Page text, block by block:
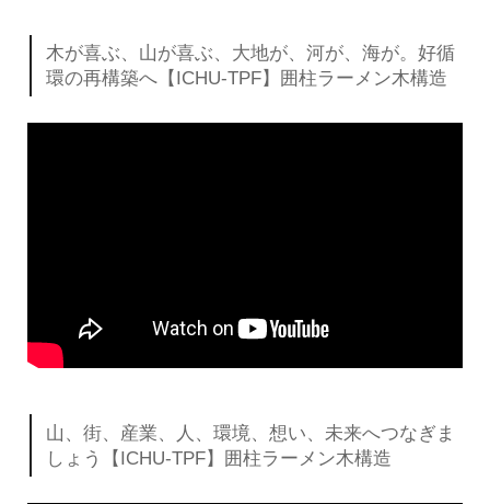
木が喜ぶ、山が喜ぶ、大地が、河が、海が。好循
環の再構築へ【ICHU-TPF】囲柱ラーメン木構造
山、街、産業、人、環境、想い、未来へつなぎま
しょう【ICHU-TPF】囲柱ラーメン木構造